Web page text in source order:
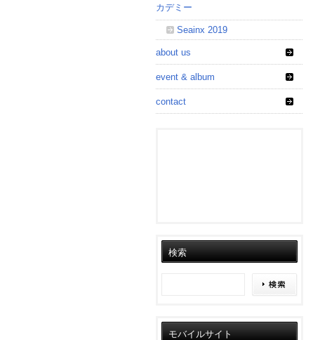
カデミー
Seainx 2019
about us
event & album
contact
検索
モバイルサイト